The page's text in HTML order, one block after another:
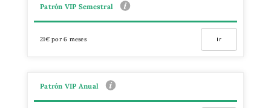
Patrón VIP Semestral
21€ por 6 meses Ir
Patrón VIP Anual